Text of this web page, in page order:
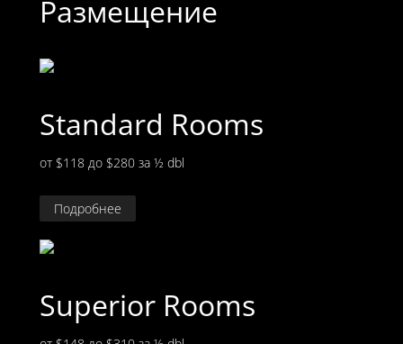
Размещение
Standard Rooms
от $118 до $280 за ½ dbl
Подробнее
Superior Rooms